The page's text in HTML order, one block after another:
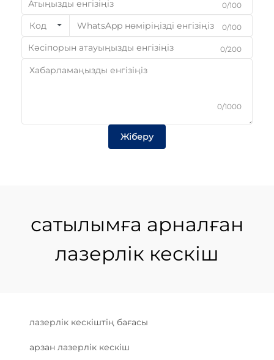
0/100
Код 0/100
0/200
0/1000
Жіберу
сатылымға арналған
лазерлік кескіш
лазерлік кескіштің бағасы
арзан лазерлік кескіш